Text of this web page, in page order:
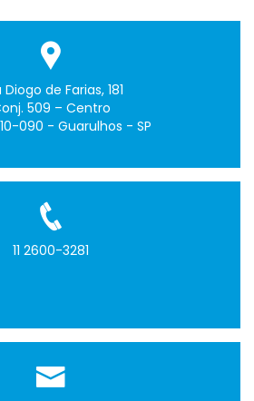
Diogo de Farias, 181
509 – Centro
090 - Guarulhos - SP
11 2600-3281